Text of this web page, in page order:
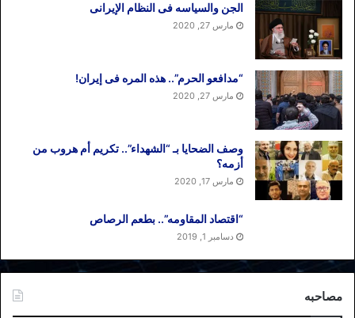
الجن والسیاسه فی النظام اﻹیرانی
مارس 27, 2020
“مدافعو الحرم”.. هذه المره فی إیران!
مارس 27, 2020
وصف الضحایا بـ “الشهداء”.. تکریم أم هروب من
أزمه؟
مارس 17, 2020
“اقتصاد المقاومه”.. بطعم الرصاص
دسامبر 1, 2019
مصاحبه